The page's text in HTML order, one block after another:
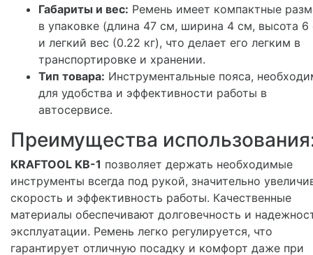
Габариты и вес: Ремень имеет компактные
в упаковке (длина 47 см, ширина 4 см, высота 6
и легкий вес (0.22 кг), что делает его легким в
транспортировке и хранении.
Тип товара: Инструментальные пояса,
для удобства и эффективности работы в
автосервисе.
Преимущества
KRAFTOOL KB-1 позволяет держать необходимые
инструменты всегда под рукой, значительно
скорость и эффективность работы. Качественные
материалы обеспечивают долговечность и
эксплуатации. Ремень легко регулируется, что
гарантирует отличную посадку и комфорт даже при